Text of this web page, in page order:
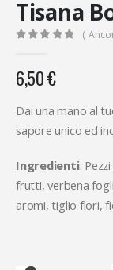
Tisana
(
6,50€
Dai una mano al
sapore unico ed
Ingredienti:
frutti, verbena
aromi, tiglio fiori,